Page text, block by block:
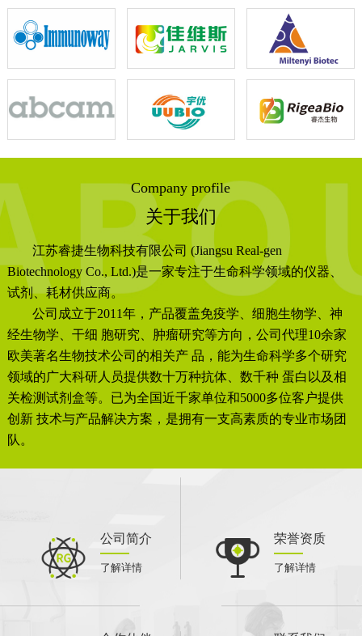
Company profile
关于我们
江苏睿捷生物科技有限公司 (Jiangsu Real-gen
Biotechnology Co., Ltd.)是一家专注于生命科学领域的仪器、
试剂、耗材供应商。
公司成立于2011年，产品覆盖免疫学、细胞生物学、神
经生物学、干细 胞研究、肿瘤研究等方向，公司代理10余家
欧美著名生物技术公司的相关产 品，能为生命科学多个研究
领域的广大科研人员提供数十万种抗体、数千种 蛋白以及相
关检测试剂盒等。已为全国近千家单位和5000多位客户提供
创新 技术与产品解决方案，是拥有一支高素质的专业市场团
队。
公司简介
了解详情
荣誉资质
了解详情